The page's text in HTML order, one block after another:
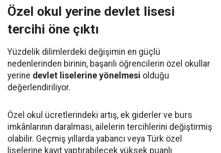
Özel okul yerine devlet lisesi
tercihi öne çıktı
Yüzdelik dilimlerdeki değişimin en güçlü
nedenlerinden birinin, başarılı öğrencilerin özel okullar
yerine devlet liselerine yönelmesi olduğu
değerlendiriliyor.
Özel okul ücretlerindeki artış, ek giderler ve burs
imkânlarının daralması, ailelerin tercihlerini değiştirmiş
olabilir. Geçmiş yıllarda yabancı veya Türk özel
liselerine kayıt yaptırabilecek yüksek puanlı